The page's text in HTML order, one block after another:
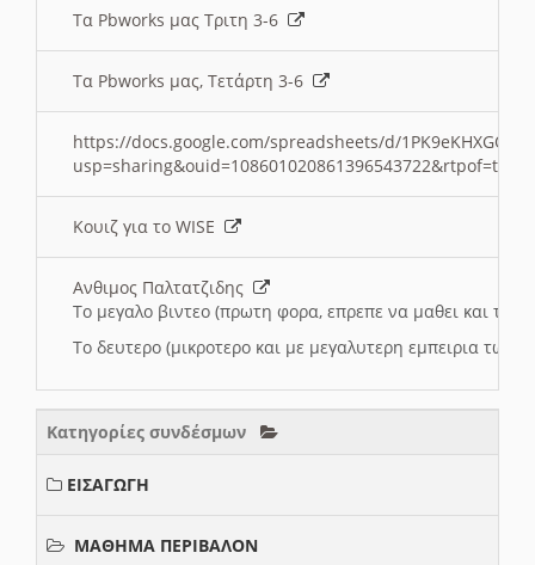
Τα Pbworks μας Τριτη 3-6
Τα Pbworks μας, Τετάρτη 3-6
https://docs.google.com/spreadsheets/d/
Κουιζ για το WISE
Ανθιμος Παλτατζιδης
Το μεγαλο βιντεο (πρωτη φορα, επρεπε να μαθει και το
Το δευτερο (μικροτερο και με μεγαλυτερη εμπειρια
Κατηγορίες συνδέσμων
ΕΙΣΑΓΩΓΗ
ΜΑΘΗΜΑ ΠΕΡΙΒΑΛΟΝ